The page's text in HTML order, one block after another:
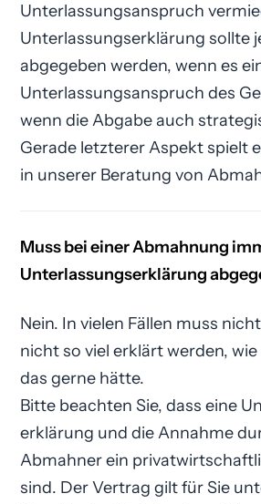
Unterlassungsanspruch
Unterlassungs­erklärung sollte
abgegeben werden, wenn es
Unterlassungsanspruch des
wenn die Abgabe auch
Gerade letzterer Aspekt spielt
in unserer Beratung von
Muss bei einer Abmahnung
Unterlassungs­erklärung
Nein. In vielen Fällen muss
nicht so viel erklärt werden,
das gerne hätte.
Bitte beachten Sie, dass eine
erklärung und die Annahme
Abmahner ein
sind. Der Vertrag gilt für Sie